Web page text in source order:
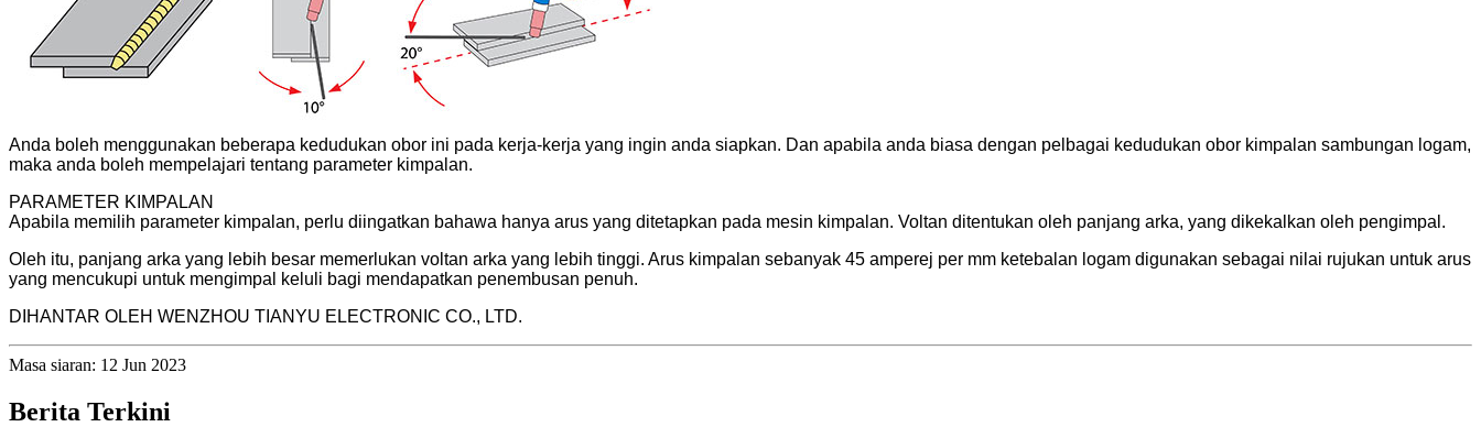
Anda boleh menggunakan beberapa kedudukan obor ini pada kerja-kerja yang ingin anda siapkan. Dan apabila anda biasa dengan pelbagai kedudukan obor kimpalan sambungan logam,
maka anda boleh mempelajari tentang parameter kimpalan.
PARAMETER KIMPALAN
Apabila memilih parameter kimpalan, perlu diingatkan bahawa hanya arus yang ditetapkan pada mesin kimpalan. Voltan ditentukan oleh panjang arka, yang dikekalkan oleh pengimpal.
Oleh itu, panjang arka yang lebih besar memerlukan voltan arka yang lebih tinggi. Arus kimpalan sebanyak 45 amperej per mm ketebalan logam digunakan sebagai nilai rujukan untuk arus
yang mencukupi untuk mengimpal keluli bagi mendapatkan penembusan penuh.
DIHANTAR OLEH WENZHOU TIANYU ELECTRONIC CO., LTD.
Masa siaran: 12 Jun 2023
Berita Terkini